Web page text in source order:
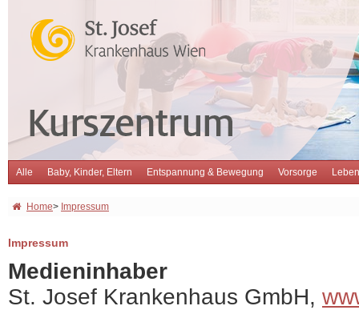
Alle Baby, Kinder, Eltern Entspannung & Bewegung Vorsorge
Home> Impressum
Impressum
Medieninhaber
St. Josef Krankenhaus GmbH,